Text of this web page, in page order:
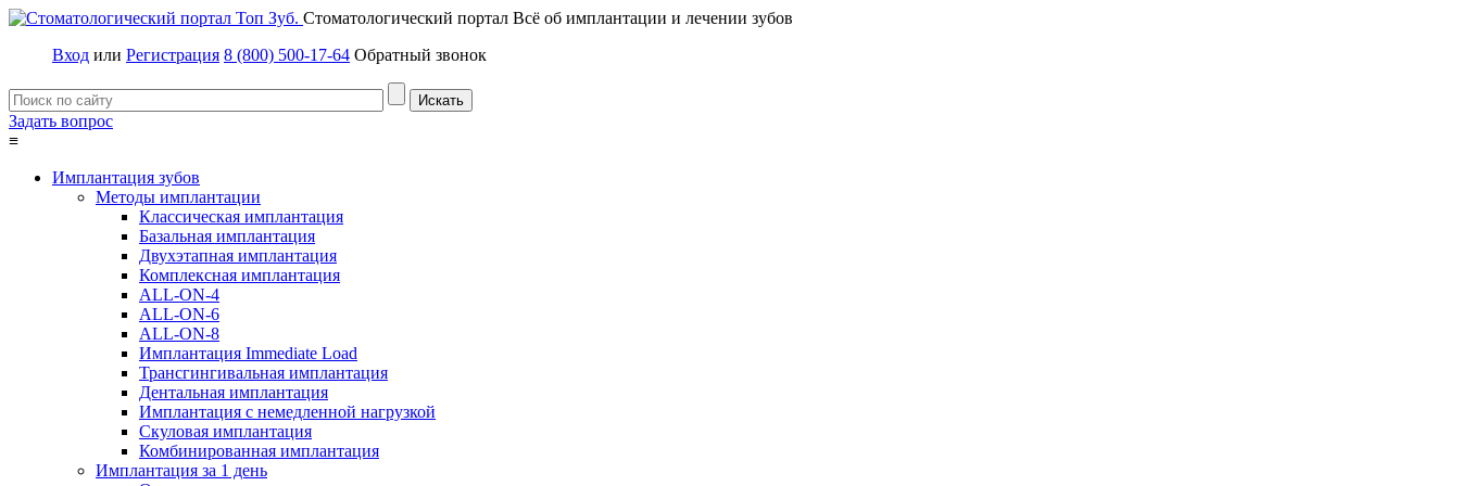
Стоматологический портал Всё об имплантации и лечении зубов
Вход или Регистрация 8 (800) 500-17-64 Обратный звонок
Задать вопрос
≡
Имплантация зубов
Методы имплантации
Классическая имплантация
Базальная имплантация
Двухэтапная имплантация
Комплексная имплантация
ALL-ON-4
ALL-ON-6
ALL-ON-8
Имплантация Immediate Load
Трансгингивальная имплантация
Дентальная имплантация
Имплантация с немедленной нагрузкой
Скуловая имплантация
Комбинированная имплантация
Имплантация за 1 день